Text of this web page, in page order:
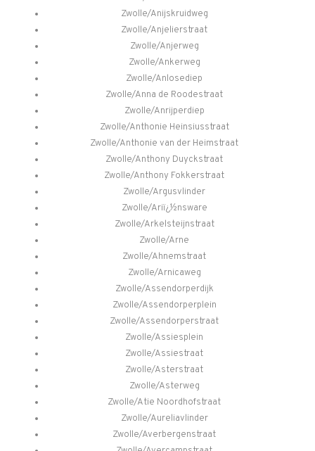
Zwolle/Anijskruidweg
Zwolle/Anjelierstraat
Zwolle/Anjerweg
Zwolle/Ankerweg
Zwolle/Anlosediep
Zwolle/Anna de Roodestraat
Zwolle/Anrijperdiep
Zwolle/Anthonie Heinsiusstraat
Zwolle/Anthonie van der Heimstraat
Zwolle/Anthony Duyckstraat
Zwolle/Anthony Fokkerstraat
Zwolle/Argusvlinder
Zwolle/Ariï¿½nsware
Zwolle/Arkelsteijnstraat
Zwolle/Arne
Zwolle/Ahnemstraat
Zwolle/Arnicaweg
Zwolle/Assendorperdijk
Zwolle/Assendorperplein
Zwolle/Assendorperstraat
Zwolle/Assiesplein
Zwolle/Assiestraat
Zwolle/Asterstraat
Zwolle/Asterweg
Zwolle/Atie Noordhofstraat
Zwolle/Aureliavlinder
Zwolle/Averbergenstraat